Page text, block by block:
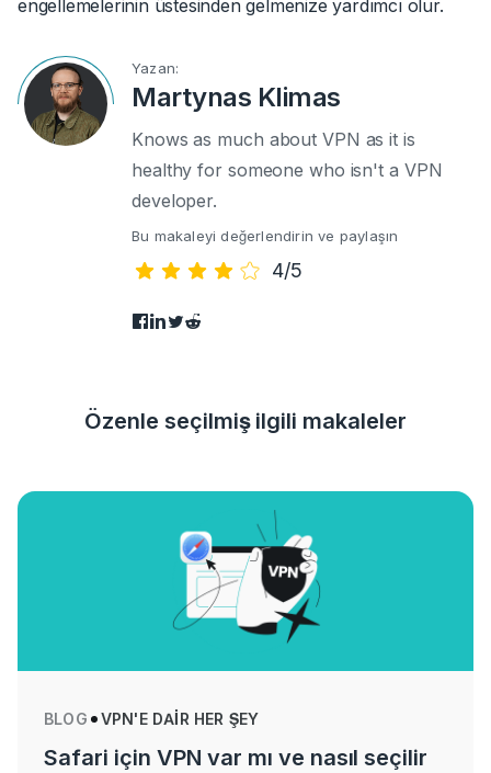
engellemelerinin üstesinden gelmenize yardımcı olur.
Yazan:
Martynas Klimas
Knows as much about VPN as it is
healthy for someone who isn't a VPN
developer.
Bu makaleyi değerlendirin ve paylaşın
4/5
Özenle seçilmiş ilgili makaleler
BLOG VPN'E DAIR HER ŞEY
Safari için VPN var mı ve nasıl seçilir